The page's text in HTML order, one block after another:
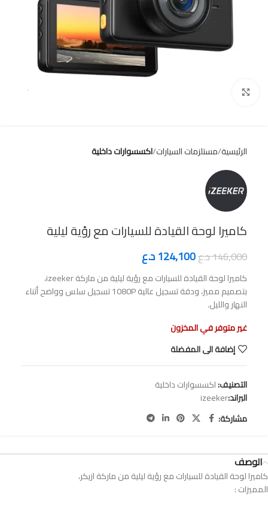
الرئيسية مستلزمات السيارات اكسسوارات داخلية
كاميرا لوحة القيادة للسيارات مع رؤية ليلية
146,000د.ع124,100د.ع
كاميرا لوحة القيادة للسيارات مع رؤية ليلية من ماركة izeeker،
بتصميم مميز، ودقة تسجيل عالية 1080P تسجيل سلس وواضح أثناء
النهار والليل.
غير متوفر في المخزون
إضافة الى المفضلة
التصنيف:اكسسوارات داخلية
البراند:izeeker
مشاركة:
الوصف
كاميرا لوحة القيادة للسيارات مع رؤية ليلية من ماركة ازيكر،
المميزات :